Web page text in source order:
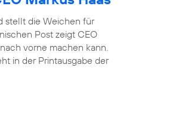
stellt die Weichen für
Post zeigt CEO
vorne machen kann.
in der Printausgabe der